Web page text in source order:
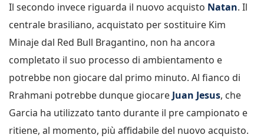
Il secondo invece riguarda il nuovo acquisto Natan. Il
centrale brasiliano, acquistato per sostituire Kim
Minaje dal Red Bull Bragantino, non ha ancora
completato il suo processo di ambientamento e
potrebbe non giocare dal primo minuto. Al fianco di
Rrahmani potrebbe dunque giocare Juan Jesus, che
Garcia ha utilizzato tanto durante il pre campionato e
ritiene, al momento, più affidabile del nuovo acquisto.